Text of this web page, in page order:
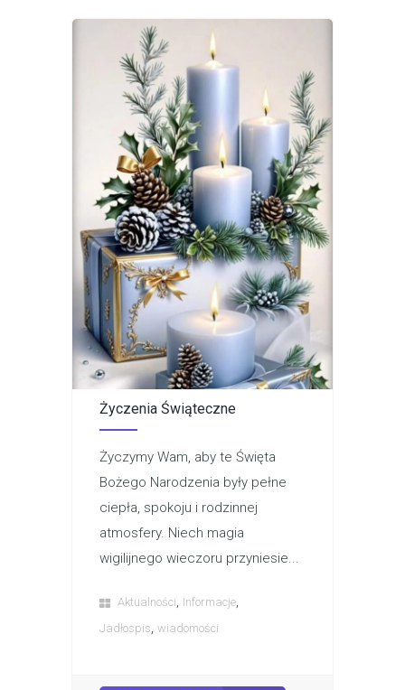
Życzenia Świąteczne
Życzymy Wam, aby te Święta
Bożego Narodzenia były pełne
ciepła, spokoju i rodzinnej
atmosfery. Niech magia
wigilijnego wieczoru przyniesie...
Aktualności, Informacje,
Jadłospis, wiadomości